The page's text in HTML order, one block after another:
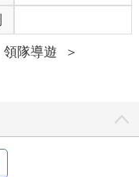
領隊導遊
＞